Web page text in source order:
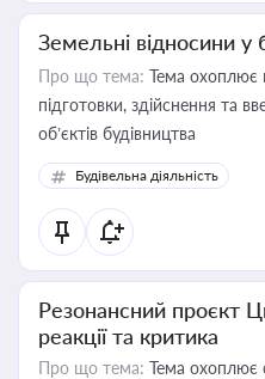
Земельні відносини у
Про що тема: Тема охоплює
підготовки, здійснення та
об’єктів будівництва
Будівельна діяльність
Резонансний проєкт
реакції та критика
Про що тема: Тема охоплює